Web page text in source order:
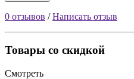
0 отзывов /Написать отзыв
Товары со скидкой
Смотреть